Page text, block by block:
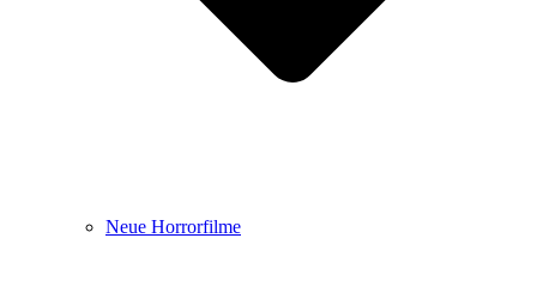
Neue Horrorfilme